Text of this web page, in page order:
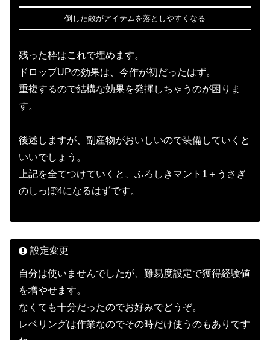
倒した敵がアイテムを落としやすくなる
残った枠はこれで埋めます。
ドロップUPの効果は、今作が初だったはず。
重複するので結構な効果を発揮しちゃうのが困りま
す。
後述しますが、副産物がおいしいので装備していくと
いいでしょう。
上記を全てつけていくと、ふろしきマント1＋うさぎ
のしっぽ4になるはずです。
設定変更
自分は使いませんでしたが、難易度設定で獲得経験値
を増やせます。
なくても十分だったのでお好みでどうぞ。
レベリングは作業なのでその時だけ使うのもありです